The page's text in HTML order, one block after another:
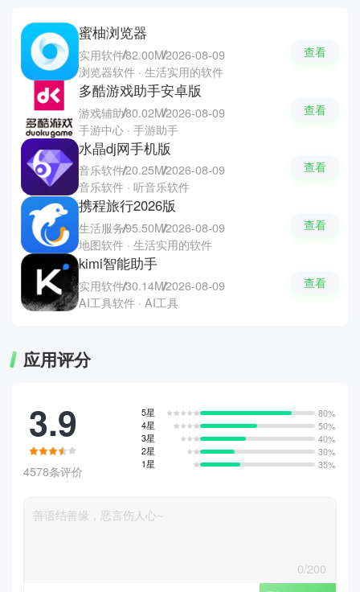
蜜柚浏览器
实用软件82.00M2026-08-09
浏览器软件 · 生活实用的软件
查看
多酷游戏助手安卓版
游戏辅助80.02M2026-08-09
手游中心 · 手游助手
查看
水晶dj网手机版
音乐软件20.25M2026-08-09
音乐软件 · 听音乐软件
查看
携程旅行2026版
生活服务95.50M2026-08-09
地图软件 · 生活实用的软件
查看
kimi智能助手
实用软件30.14M2026-08-09
AI工具软件 · AI工具
查看
应用评分
3.9
4578条评价
5星
80%
4星
50%
3星
40%
2星
30%
1星
35%
0/200